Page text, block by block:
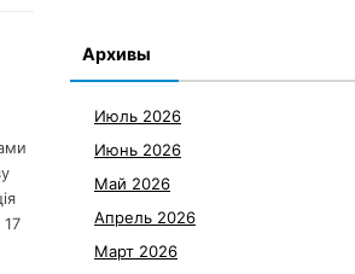
Архивы
Июль 2026
Июнь 2026
Май 2026
Апрель 2026
Март 2026